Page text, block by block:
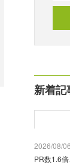
新着記
2026/08/
PR数1.6